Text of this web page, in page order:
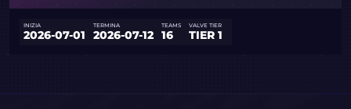
INIZIA
2026-07-01
TERMINA
2026-07-12
TEAMS
16
VALVE TIER
TIER 1